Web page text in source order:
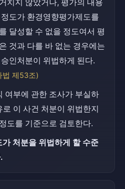
치지 않았거나, 평가의 내용
도가 환경영향평가제도를
달성할 수 없을 정도여서 평
것과 다를 바 없는 경우에는
인처분이 위법하게 된다.
법 제53조)
여부에 관한 조사가 부실하
로 이 사건 처분이 위법한지
도를 기준으로 검토한다.
처분을 위법하게 할 수준